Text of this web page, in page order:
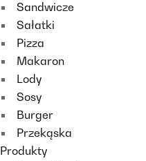
Sandwicze
Sałatki
Pizza
Makaron
Lody
Sosy
Burger
Przekąska
Produkty